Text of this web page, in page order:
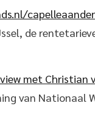
de
met Christian
van Nationaal